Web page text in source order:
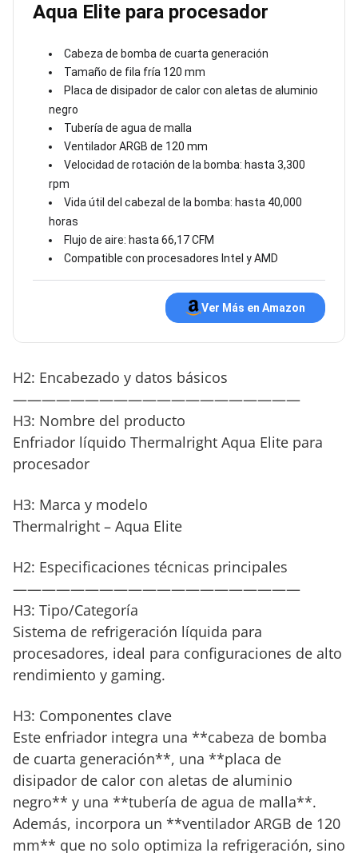
Aqua Elite para procesador
Cabeza de bomba de cuarta generación
Tamaño de fila fría 120 mm
Placa de disipador de calor con aletas de aluminio
negro
Tubería de agua de malla
Ventilador ARGB de 120 mm
Velocidad de rotación de la bomba: hasta 3,300
rpm
Vida útil del cabezal de la bomba: hasta 40,000
horas
Flujo de aire: hasta 66,17 CFM
Compatible con procesadores Intel y AMD
Ver Más en Amazon
H2: Encabezado y datos básicos
————————————————————
H3: Nombre del producto
Enfriador líquido Thermalright Aqua Elite para
procesador
H3: Marca y modelo
Thermalright – Aqua Elite
H2: Especificaciones técnicas principales
————————————————————
H3: Tipo/Categoría
Sistema de refrigeración líquida para
procesadores, ideal para configuraciones de alto
rendimiento y gaming.
H3: Componentes clave
Este enfriador integra una **cabeza de bomba
de cuarta generación**, una **placa de
disipador de calor con aletas de aluminio
negro** y una **tubería de agua de malla**.
Además, incorpora un **ventilador ARGB de 120
mm** que no solo optimiza la refrigeración, sino